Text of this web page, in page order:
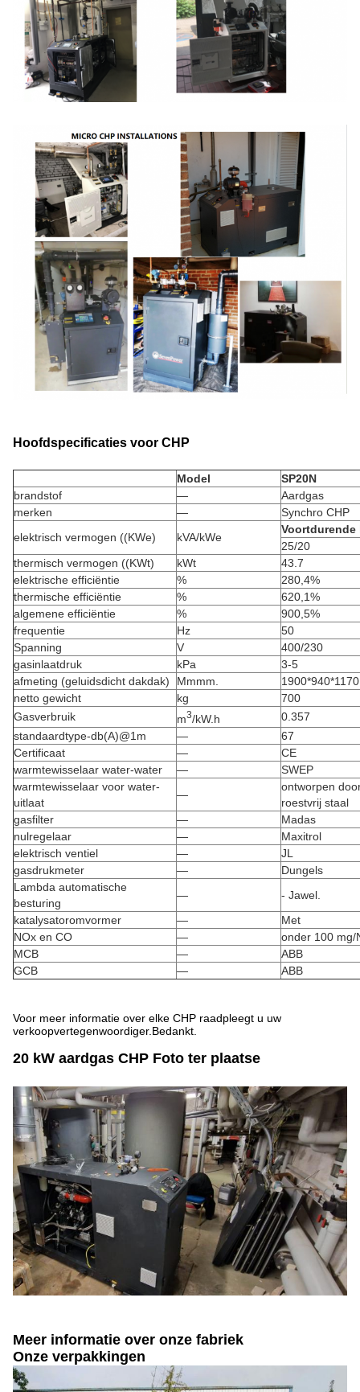
Hoofdspecificaties voor CHP
Model
SP20N
brandstof
—
Aardgas
merken
—
Synchro CHP
elektrisch vermogen ((KWe)
kVA/kWe
Voortdurende
25/20
thermisch vermogen ((KWt)
kWt
43.7
elektrische efficiëntie
%
280,4%
thermische efficiëntie
%
620,1%
algemene efficiëntie
%
900,5%
frequentie
Hz
50
Spanning
V
400/230
gasinlaatdruk
kPa
3-5
afmeting (geluidsdicht dakdak)
Mmmm.
1900*940*1170
netto gewicht
kg
700
Gasverbruik
m3/kW.h
0.357
standaardtype-db(A)@1m
—
67
Certificaat
—
CE
warmtewisselaar water-water
—
SWEP
warmtewisselaar voor water-
uitlaat
—
ontworpen
roestvrij staal
gasfilter
—
Madas
nulregelaar
—
Maxitrol
elektrisch ventiel
—
JL
gasdrukmeter
—
Dungels
Lambda automatische
besturing
—
- Jawel.
katalysatoromvormer
—
Met
NOx en CO
—
onder 100 mg/
MCB
—
ABB
GCB
— ABB
Voor meer informatie over elke CHP raadpleegt u uw
verkoopvertegenwoordiger.Bedankt.
20 kW aardgas CHP Foto ter plaatse
Meer informatie over onze fabriek
Onze verpakkingen